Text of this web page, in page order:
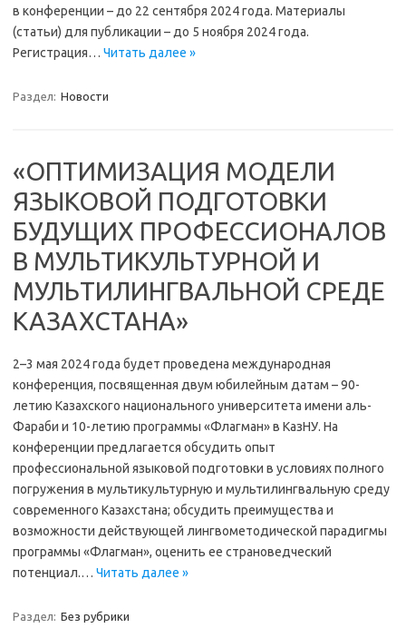
в конференции – до 22 сентября 2024 года. Материалы
(статьи) для публикации – до 5 ноября 2024 года.
Регистрация… Читать далее »
Раздел: Новости
«ОПТИМИЗАЦИЯ МОДЕЛИ
ЯЗЫКОВОЙ ПОДГОТОВКИ
БУДУЩИХ ПРОФЕССИОНАЛОВ
В МУЛЬТИКУЛЬТУРНОЙ И
МУЛЬТИЛИНГВАЛЬНОЙ СРЕДЕ
КАЗАХСТАНА»
2–3 мая 2024 года будет проведена международная
конференция, посвященная двум юбилейным датам – 90-
летию Казахского национального университета имени аль-
Фараби и 10-летию программы «Флагман» в КазНУ. На
конференции предлагается обсудить опыт
профессиональной языковой подготовки в условиях полного
погружения в мультикультурную и мультилингвальную среду
современного Казахстана; обсудить преимущества и
возможности действующей лингвометодической парадигмы
программы «Флагман», оценить ее страноведческий
потенциал.… Читать далее »
Раздел: Без рубрики